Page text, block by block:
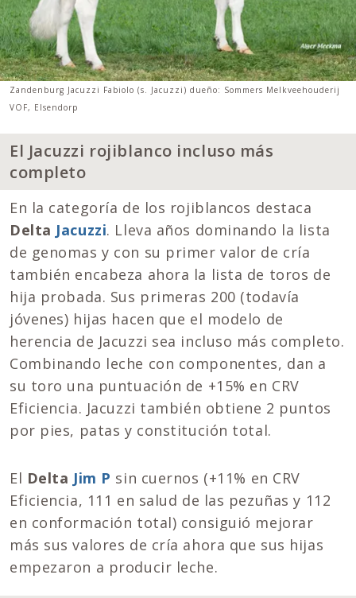
Zandenburg Jacuzzi Fabiolo (s. Jacuzzi) dueño: Sommers Melkveehouderij
VOF, Elsendorp
El Jacuzzi rojiblanco incluso más
completo
En la categoría de los rojiblancos destaca
Delta Jacuzzi. Lleva años dominando la lista
de genomas y con su primer valor de cría
también encabeza ahora la lista de toros de
hija probada. Sus primeras 200 (todavía
jóvenes) hijas hacen que el modelo de
herencia de Jacuzzi sea incluso más completo.
Combinando leche con componentes, dan a
su toro una puntuación de +15% en CRV
Eficiencia. Jacuzzi también obtiene 2 puntos
por pies, patas y constitución total.
El Delta Jim P sin cuernos (+11% en CRV
Eficiencia, 111 en salud de las pezuñas y 112
en conformación total) consiguió mejorar
más sus valores de cría ahora que sus hijas
empezaron a producir leche.